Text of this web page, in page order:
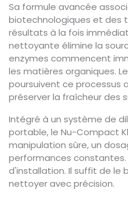
Sa formule avancée
biotechnologiques et des
résultats à la fois
nettoyante élimine la
enzymes commencent
les matières organiques.
poursuivent ce processus
préserver la fraîcheur des
Intégré à un système de
portable, le Nu-Compact
manipulation sûre, un
performances constantes.
d'installation. Il suffit de le
nettoyer avec précision.